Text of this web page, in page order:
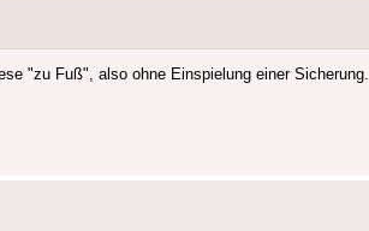
"zu Fuß", also ohne Einspielung einer Sicherung.